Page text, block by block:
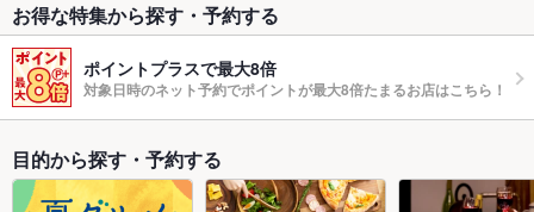
お得な特集から探す・予約する
ポイントプラスで最大8倍
対象日時のネット予約でポイントが最大8倍たまるお店はこちら！
目的から探す・予約する